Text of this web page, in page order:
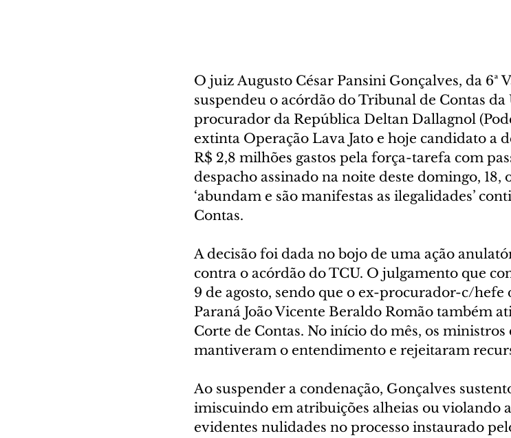
O juiz Augusto César Pansini Gonçalves, da 6ª
suspendeu o acórdão do Tribunal de Contas
procurador da República Deltan Dallagnol
extinta Operação Lava Jato e hoje candidato a
R$ 2,8 milhões gastos pela força-tarefa com
despacho assinado na noite deste domingo,
‘abundam e são manifestas as ilegalidades’
Contas.
A decisão foi dada no bojo de uma ação
contra o acórdão do TCU. O julgamento que
9 de agosto, sendo que o ex-procurador-c/
Paraná João Vicente Beraldo Romão também
Corte de Contas. No início do mês, os
mantiveram o entendimento e rejeitaram
Ao suspender a condenação, Gonçalves
imiscuindo em atribuições alheias ou violando
evidentes nulidades no processo instaurado